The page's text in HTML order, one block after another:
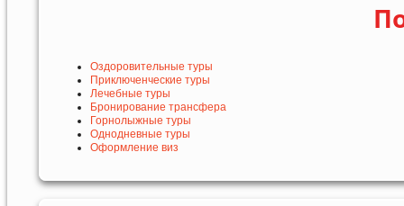
Оздоровительные туры
Приключенческие туры
Лечебные туры
Бронирование трансфера
Горнолыжные туры
Однодневные туры
Оформление виз